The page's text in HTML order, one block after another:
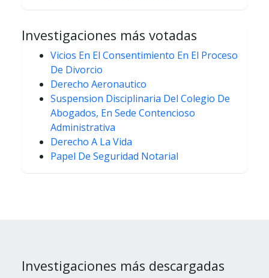
Investigaciones más votadas
Vicios En El Consentimiento En El Proceso
De Divorcio
Derecho Aeronautico
Suspension Disciplinaria Del Colegio De
Abogados, En Sede Contencioso
Administrativa
Derecho A La Vida
Papel De Seguridad Notarial
Investigaciones más descargadas